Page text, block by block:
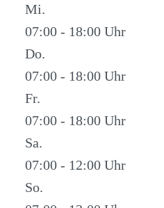
Mi.
07:00 - 18:00
Do.
07:00 - 18:00
Fr.
07:00 - 18:00
Sa.
07:00 - 12:00
So.